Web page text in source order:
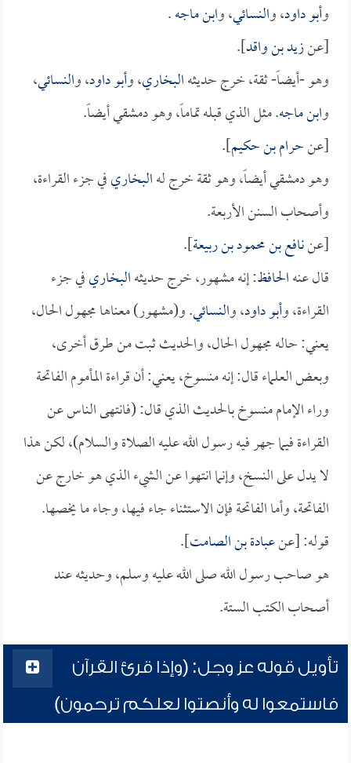
وأبو داود، والنسائي، وابن ماجه.
[عنزيد بن واقد].
وهو -أيضاً- ثقة، خرج حديثهالبخاري، وأبو داود، والنسائي،
وابن ماجه. مثل الذي قبله تماماً، وهو دمشقي أيضاً.
[عنحرام بن حكيم].
وهو دمشقي أيضاً، وهو ثقة خرج لهالبخاريفي جزء القراءة،
وأصحاب السنن الأربعة.
[عننافع بن محمود بن ربيعة].
قال عنهالحافظ: إنه مشهور، خرج حديثهالبخاريفي جزء
القراءة، وأبو داود، والنسائي. و(مشهور) معناها مجهول الحال،
يعني: حاله مجهول الحال، والحديث ثبت من طرق أخرى،
وبعض العلماء قال: إنه منسوخ، يعني: أن قراءة المأموم الفاتحة
وراء الإمام منسوخ بالحديث الذي قال: (فانتهى الناس عن
القراءة فيما جهر فيه رسول الله عليه الصلاة والسلام)، لكن هذا
لا يدل على النسخ، وإنما انتهوا عن الشيء الذي هو خارج عن
الفاتحة، وأما الفاتحة فإن الاستثناء جاء فيها، وجاء ما يخصها.
قوله: [عنعبادة بن الصامت].
هو صاحب رسول الله صلى الله عليه وسلم، وحديثه عند
أصحاب الكتب الستة.
تأويل قوله عز وجل: (وإذا قرئ القرآن
فاستمعوا له وأنصتوا لعلكم ترحمون)